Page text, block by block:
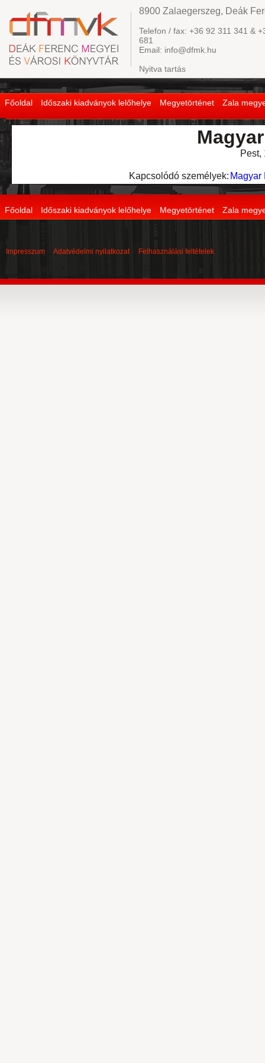
Főoldal Időszaki kiadványok lelőhelye Megyetörténet Zala
8900 Zalaegerszeg, Deák
Telefon / fax: +36 92 311 341 &
681
Email: info@dfmk.hu
Nyitva tartás
Pest,
Kapcsolódó személyek: Magyar
Főoldal Időszaki kiadványok lelőhelye Megyetörténet Zala
Impresszum Adatvédelmi nyilatkozat Felhasználási feltételek